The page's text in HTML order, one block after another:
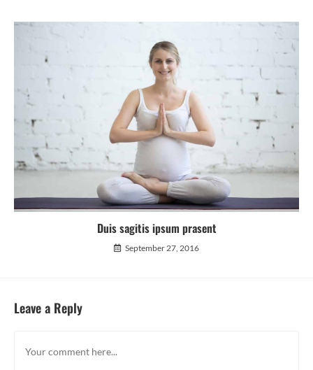
Duis sagitis ipsum prasent
September 27, 2016
Leave a Reply